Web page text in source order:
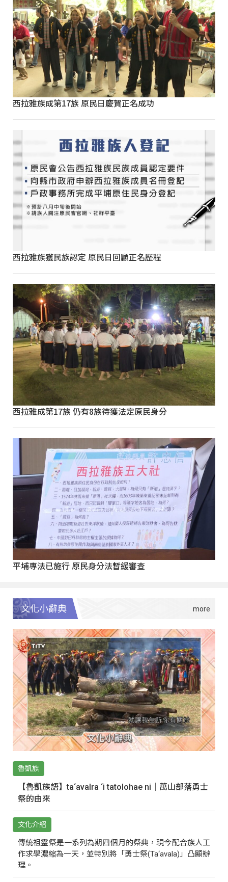
西拉雅族成第17族 原民日慶賀正名成功
西拉雅族獲民族認定 原民日回顧正名歷程
西拉雅成第17族 仍有8族待獲法定原民身分
平埔專法已施行 原民身分法暫緩審查
文化小辭典
魯凱族
【魯凱族語】ta‘avalra ‘i tatolohae ni｜萬山部落勇士
祭的由來
文化介紹
傳統祖靈祭是一系列為期四個月的祭典，現今配合族人工
作求學濃縮為一天，並特別將「勇士祭(Ta‘avala)」凸顯辦
理。